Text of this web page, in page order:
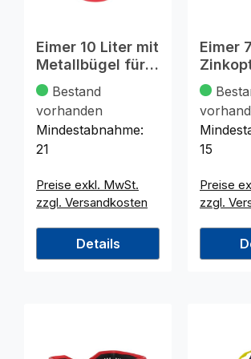
Eimer 10 Liter mit
Metallbügel für
Haushalt
Bestand
vorhanden
Mindestabnahme:
21
Preise exkl. MwSt.
zzgl. Versandkosten
Details
Eimer
zgriff
15
Preise
zzgl.